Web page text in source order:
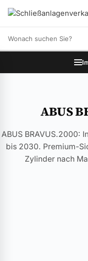
ABUS
ABUS BRAVUS.2000:
bis 2030. Premium-
Zylinder nach